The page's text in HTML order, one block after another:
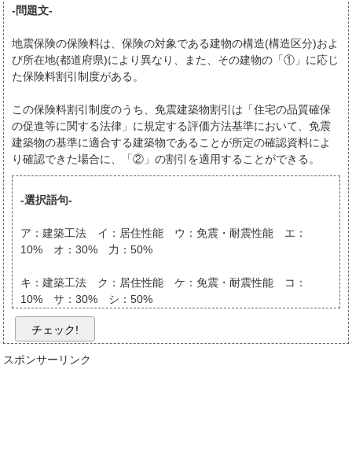
-問題文-
地震保険の保険料は、保険の対象である建物の構造(構造区分)およ
び所在地(都道府県)により異なり、また、その建物の「①」に応じ
た保険料割引制度がある。
この保険料割引制度のうち、免震建築物割引は「住宅の品質確保
の促進等に関する法律」に規定する評価方法基準において、免震
建築物の基準に適合する建築物であることが所定の確認資料によ
り確認できた場合に、「②」の割引を適用することができる。
-選択語句-
ア：建築工法 イ：居住性能 ウ：免震・耐震性能 エ：
10% オ：30% 力：50%
キ：建築工法 ク：居住性能 ケ：免震・耐震性能 コ：
10% サ：30% シ：50%
チェック!
スポンサーリンク